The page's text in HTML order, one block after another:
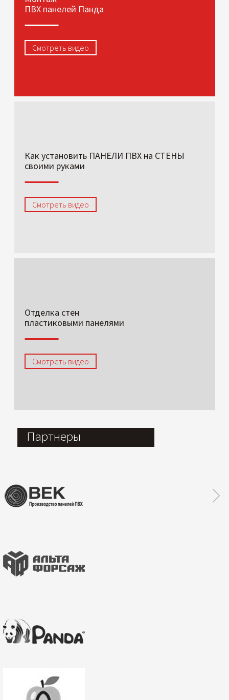
ПВХ панелей Панда
Смотреть видео
Как установить ПАНЕЛИ ПВХ на СТЕНЫ
своими руками
Смотреть видео
Отделка стен
пластиковыми панелями
Смотреть видео
Партнеры